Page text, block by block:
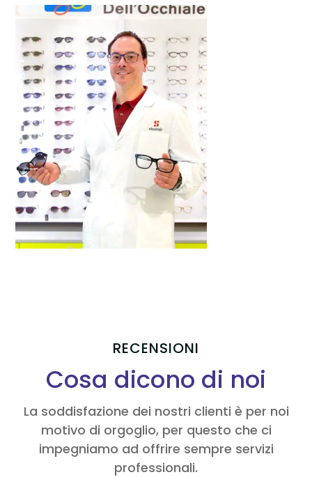
RECENSIONI
Cosa dicono di noi
La soddisfazione dei nostri clienti è per noi
motivo di orgoglio, per questo che ci
impegniamo ad offrire sempre servizi
professionali.